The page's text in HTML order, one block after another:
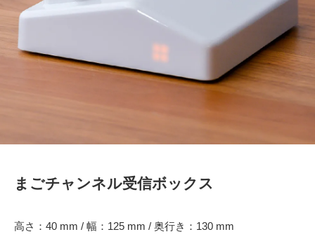
まごチャンネル受信ボックス
高さ：40 mm / 幅：125 mm / 奥行き：130 mm